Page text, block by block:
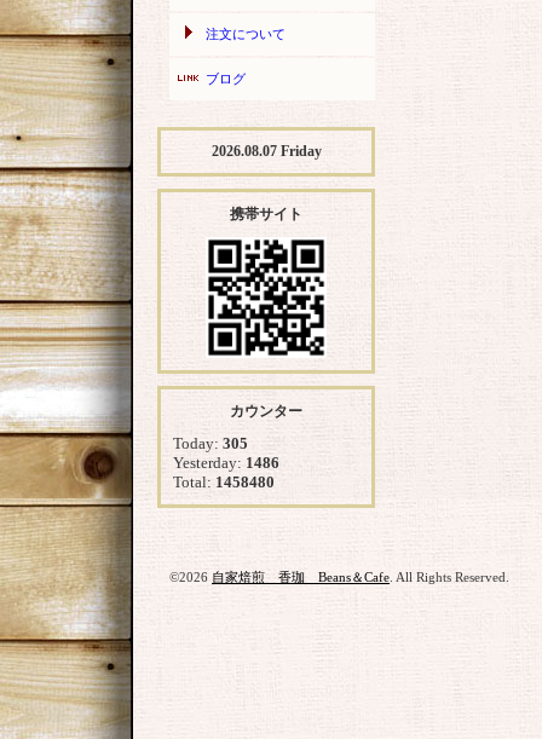
注文について
ブログ
2026.08.07 Friday
携帯サイト
カウンター
Today: 305
Yesterday: 1486
Total: 1458480
©2026 自家焙煎 香珈 Beans＆Cafe . All Rights Reserved.